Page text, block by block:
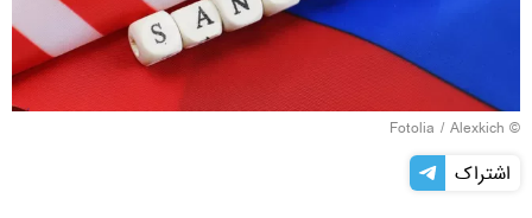
©
Fotolia / Alexkich
اشتراک